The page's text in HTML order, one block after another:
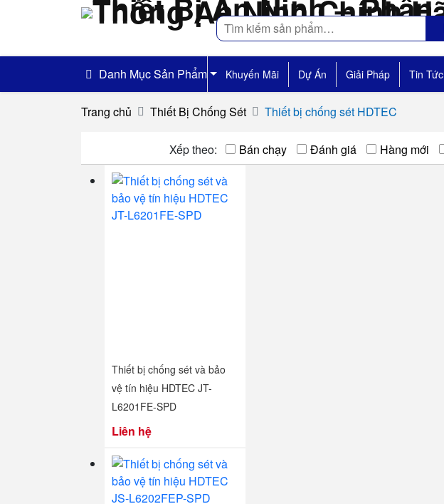
Tìm
kiếm
Danh Mục Sản Phẩm Khuyến Mãi Dự Án Giải Pháp Tin Tức
Trang chủ Thiết Bị Chống Sét Thiết bị chống sét HDTEC
Xếp theo: Bán chạy Đánh giá Hàng mới
Thiết bị chống sét và bảo
vệ tín hiệu HDTEC JT-
L6201FE-SPD
Liên hệ